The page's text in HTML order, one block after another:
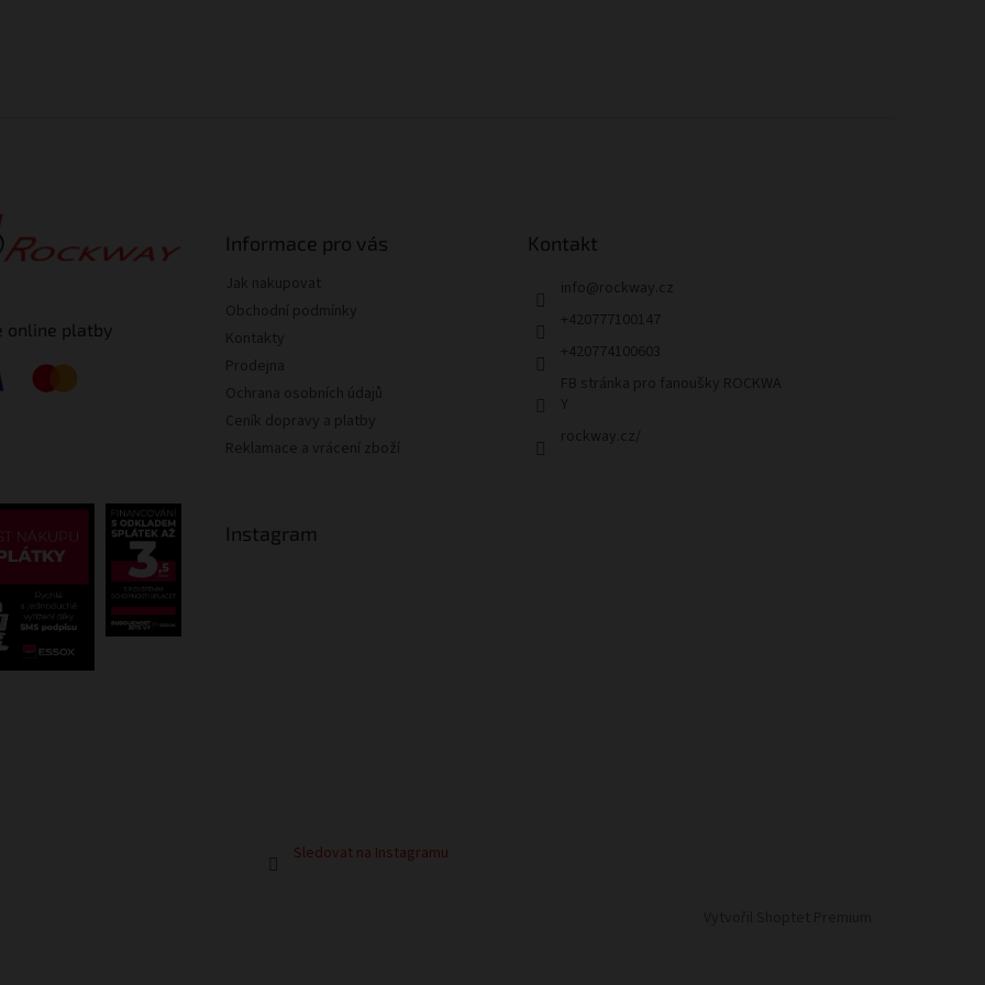
online platby
Informace pro vás
Jak nakupovat
Obchodní podmínky
Kontakty
Prodejna
Ochrana osobních údajů
Ceník dopravy a platby
Reklamace a vrácení zboží
Kontakt
info@rockway.cz
+420777100147
+420774100603
FB stránka pro fanoušky ROCKWA
Y
rockway.cz/
Instagram
Sledovat na Instagramu